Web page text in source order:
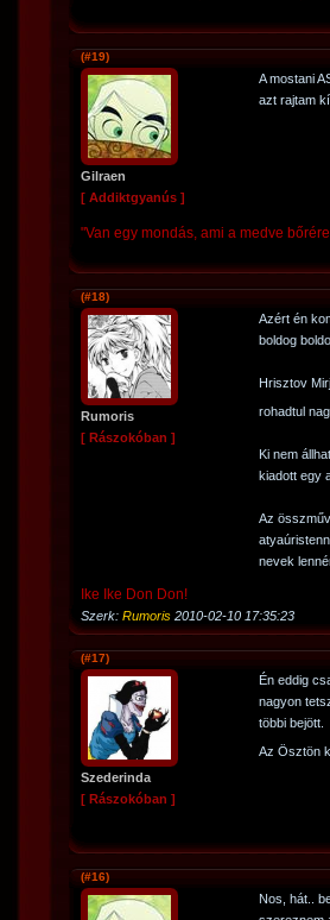
(#19)
Gilraen
[ Addiktgyanús ]
A mostani
azt rajtam
"Van egy mondás, ami a medve
(#18)
Rumoris
[ Rászokóban ]
Azért én
boldog
Hrisztov
rohadtul
Ki nem
kiadott egy
Az
nevek
Ike Ike Don Don!
Szerk: Rumoris 2010-02-10 17:35:23
(#17)
Szederinda
[ Rászokóban ]
Én eddig
nagyon
többi bejött.
Az Ösztön
(#16)
Nos, hát..